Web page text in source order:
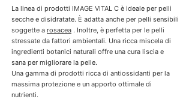
La linea di prodotti IMAGE VITAL C è ideale per pelli
secche e disidratate. È adatta anche per pelli sensibili
soggette a rosacea . Inoltre, è perfetta per le pelli
stressate da fattori ambientali. Una ricca miscela di
ingredienti botanici naturali offre una cura liscia e
sana per migliorare la pelle.
Una gamma di prodotti ricca di antiossidanti per la
massima protezione e un apporto ottimale di
nutrienti.